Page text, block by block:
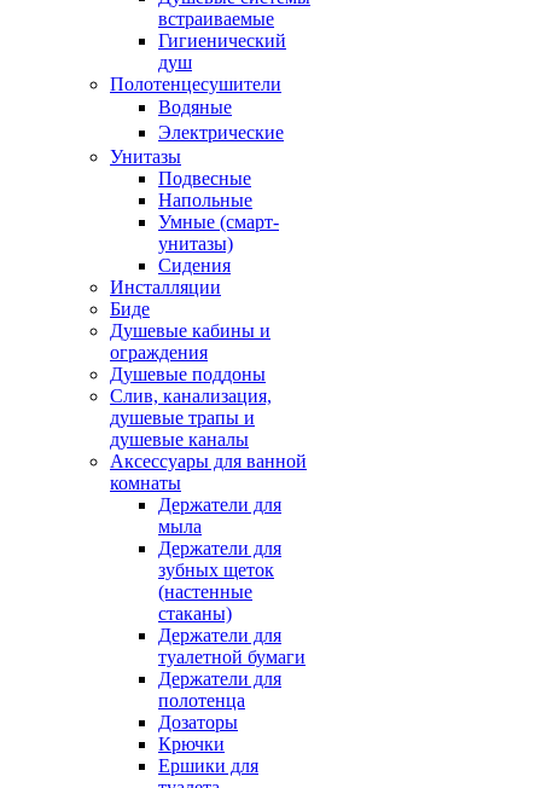
встраиваемые
Гигиенический
душ
Полотенцесушители
ㅤВодяные
ㅤЭлектрические
Унитазы
Подвесные
Напольные
Умные (смарт-
унитазы)
Сидения
Инсталляции
Биде
Душевые кабины и
ограждения
Душевые поддоны
Слив, канализация,
душевые трапы и
душевые каналы
Аксессуары для ванной
комнаты
Держатели для
мыла
Держатели для
зубных щеток
(настенные
стаканы)
Держатели для
туалетной бумаги
Держатели для
полотенца
Дозаторы
Крючки
Ершики для